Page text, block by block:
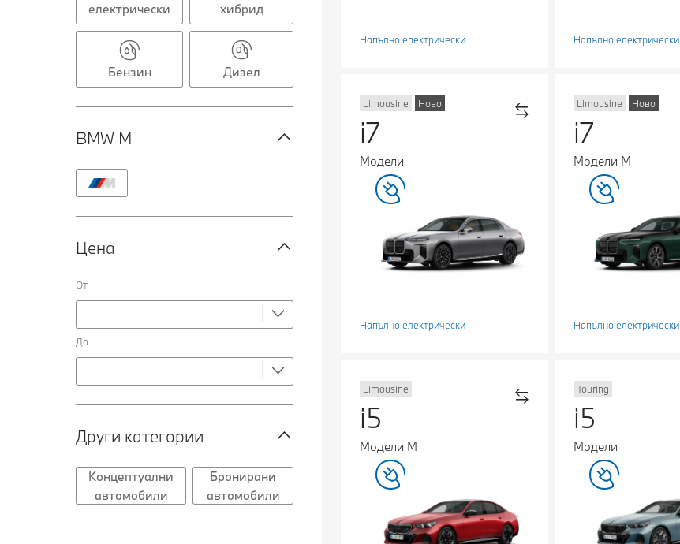
електрически
хибрид
Бензин Дизел
BMW M
Цена
От
До
Други категории
Концептуални
автомобили
Бронирани
автомобили
Напълно електрически Напълно електрически
Limousine Ново
i7
Модели
Напълно електрически
Limousine Ново
i7
Модели М
Напълно електрически
Limousine
i5
Модели М
Touring
i5
Модели